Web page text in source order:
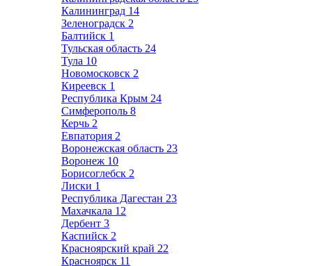
Калининград 14
Зеленоградск 2
Балтийск 1
Тульская область 24
Тула 10
Новомосковск 2
Киреевск 1
Республика Крым 24
Симферополь 8
Керчь 2
Евпатория 2
Воронежская область 23
Воронеж 10
Борисоглебск 2
Лиски 1
Республика Дагестан 23
Махачкала 12
Дербент 3
Каспийск 2
Красноярский край 22
Красноярск 11